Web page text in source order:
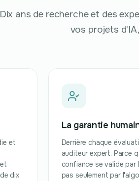
Dix ans de recherche et des
vos projets
et
dix
La garantie
Derrière chaque
auditeur expert. Parce
confiance se valide par
pas seulement par